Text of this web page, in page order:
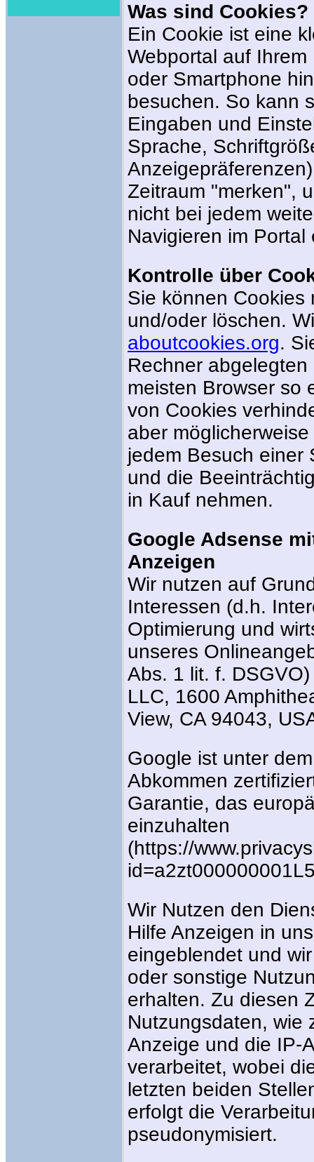
Was sind Cookies?
Ein Cookie ist eine
Webportal auf Ihrem
oder Smartphone
besuchen. So kann
Eingaben und
Sprache,
Zeitraum "merken",
nicht bei jedem
Navigieren im
Kontrolle über
Sie können Cookies
und/oder löschen.
aboutcookies.org.
Rechner
meisten Browser so
von Cookies
aber
jedem Besuch einer
und die
in Kauf nehmen.
Google Adsense
Anzeigen
Wir nutzen auf
Interessen (d.h.
Optimierung und
unseres
Abs. 1 lit. f.
LLC, 1600
View, CA 94043,
Google ist unter
Abkommen
Garantie, das
einzuhalten
(https://
Wir Nutzen den
Hilfe Anzeigen in
eingeblendet und
oder sonstige
erhalten. Zu diesen
Nutzungsdaten, wie
Anzeige und die IP-
verarbeitet, wobei
letzten beiden
erfolgt die
pseudonymisiert.